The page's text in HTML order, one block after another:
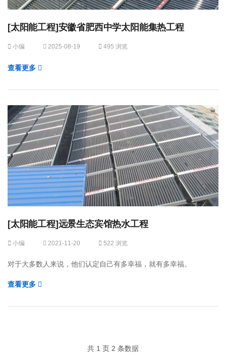
[太阳能工程]安徽省肥西中学太阳能集热工程
小编 2025-08-19 495 浏览
查看更多
[太阳能工程]远景生态宾馆热水工程
小编 2021-11-20 522 浏览
对于大多数人来说，他们认定自己有多幸福，就有多幸福。
查看更多
共 1 页 2 条数据